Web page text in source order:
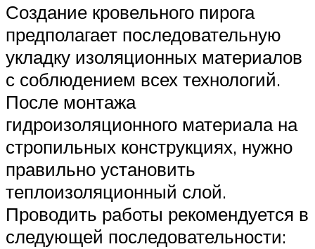
Создание кровельного пирога
предполагает последовательную
укладку изоляционных материалов
с соблюдением всех технологий.
После монтажа
гидроизоляционного материала на
стропильных конструкциях, нужно
правильно установить
теплоизоляционный слой.
Проводить работы рекомендуется в
следующей последовательности: